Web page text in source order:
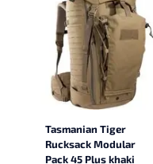
Tasmanian Tiger
Rucksack Modular
Pack 45 Plus khaki